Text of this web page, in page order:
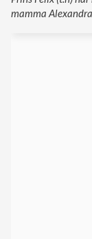
mamma Alexandra.